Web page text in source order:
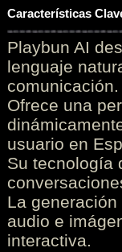
Características
Playbun AI
lenguaje
comunicación.
Ofrece una
usuario en
Su tecnología
La
audio e
interactiva.